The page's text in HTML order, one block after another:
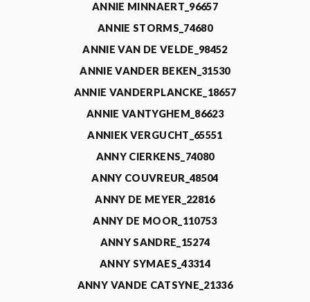
ANNIE MINNAERT_96657
ANNIE STORMS_74680
ANNIE VAN DE VELDE_98452
ANNIE VANDER BEKEN_31530
ANNIE VANDERPLANCKE_18657
ANNIE VANTYGHEM_86623
ANNIEK VERGUCHT_65551
ANNY CIERKENS_74080
ANNY COUVREUR_48504
ANNY DE MEYER_22816
ANNY DE MOOR_110753
ANNY SANDRE_15274
ANNY SYMAES_43314
ANNY VANDE CATSYNE_21336